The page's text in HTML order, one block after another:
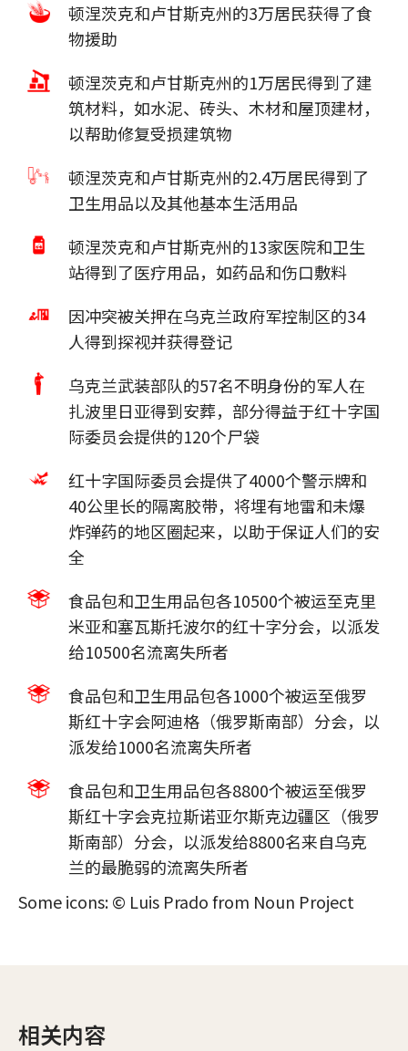
顿涅茨克和卢甘斯克州的3万居民获得了食
物援助
顿涅茨克和卢甘斯克州的1万居民得到了建
筑材料，如水泥、砖头、木材和屋顶建材，
以帮助修复受损建筑物
顿涅茨克和卢甘斯克州的2.4万居民得到了
卫生用品以及其他基本生活用品
顿涅茨克和卢甘斯克州的13家医院和卫生
站得到了医疗用品，如药品和伤口敷料
因冲突被关押在乌克兰政府军控制区的34
人得到探视并获得登记
乌克兰武装部队的57名不明身份的军人在
扎波里日亚得到安葬，部分得益于红十字国
际委员会提供的120个尸袋
红十字国际委员会提供了4000个警示牌和
40公里长的隔离胶带，将埋有地雷和未爆
炸弹药的地区圈起来，以助于保证人们的安
全
食品包和卫生用品包各10500个被运至克里
米亚和塞瓦斯托波尔的红十字分会，以派发
给10500名流离失所者
食品包和卫生用品包各1000个被运至俄罗
斯红十字会阿迪格（俄罗斯南部）分会，以
派发给1000名流离失所者
食品包和卫生用品包各8800个被运至俄罗
斯红十字会克拉斯诺亚尔斯克边疆区（俄罗
斯南部）分会，以派发给8800名来自乌克
兰的最脆弱的流离失所者
Some icons: © Luis Prado from Noun Project
相关内容